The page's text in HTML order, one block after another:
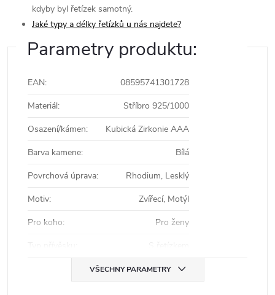
kdyby byl řetízek samotný.
Jaké typy a délky řetízků u nás najdete?
Parametry produktu:
EAN:
08595741301728
Materiál:
Stříbro 925/1000
Osazení/kámen:
Kubická Zirkonie AAA
Barva kamene:
Bílá
Povrchová úprava:
Rhodium, Lesklý
Motiv:
Zvířecí, Motýl
Pro koho:
Pro ženy
VŠECHNY PARAMETRY